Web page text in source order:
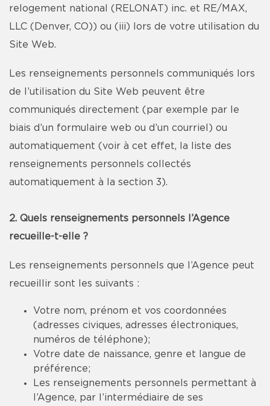
relogement national (RELONAT) inc. et RE/MAX,
LLC (Denver, CO)) ou (iii) lors de votre utilisation du
Site Web.
Les renseignements personnels communiqués lors
de l’utilisation du Site Web peuvent être
communiqués directement (par exemple par le
biais d’un formulaire web ou d’un courriel) ou
automatiquement (voir à cet effet, la liste des
renseignements personnels collectés
automatiquement à la section 3).
2. Quels renseignements personnels l’Agence
recueille-t-elle ?
Les renseignements personnels que l’Agence peut
recueillir sont les suivants :
Votre nom, prénom et vos coordonnées
(adresses civiques, adresses électroniques,
numéros de téléphone);
Votre date de naissance, genre et langue de
préférence;
Les renseignements personnels permettant à
l’Agence, par l’intermédiaire de ses